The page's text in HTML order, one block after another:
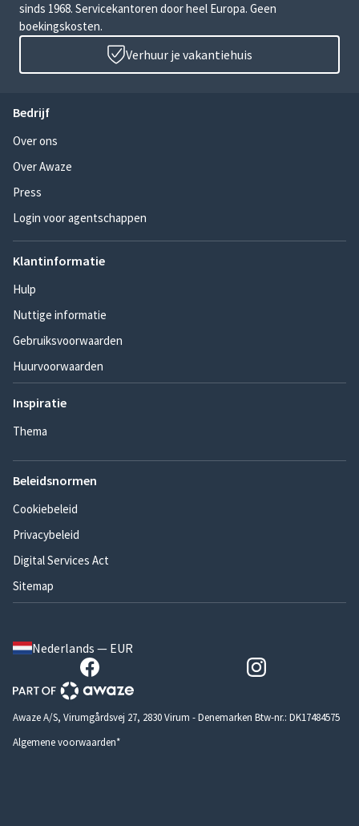
sinds 1968. Servicekantoren door heel Europa. Geen
boekingskosten.
Verhuur je vakantiehuis
Bedrijf
Over ons
Over Awaze
Press
Login voor agentschappen
Klantinformatie
Hulp
Nuttige informatie
Gebruiksvoorwaarden
Huurvoorwaarden
Inspiratie
Thema
Beleidsnormen
Cookiebeleid
Privacybeleid
Digital Services Act
Sitemap
Nederlands — EUR
Awaze A/S, Virumgårdsvej 27, 2830 Virum - Denemarken Btw-nr.: DK17484575
Algemene voorwaarden*